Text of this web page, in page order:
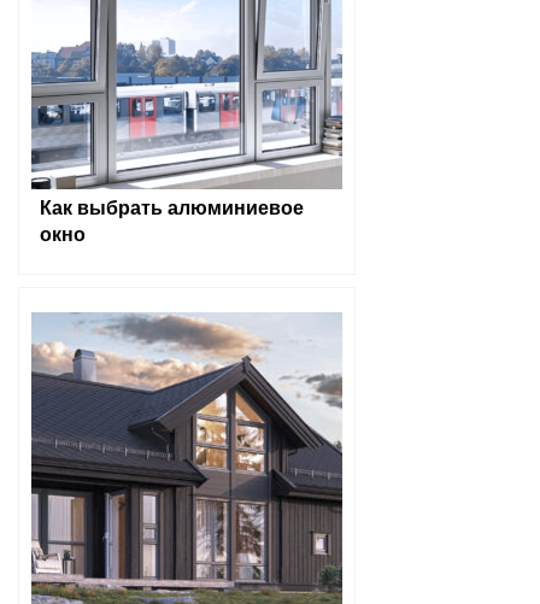
Как выбрать алюминиевое
окно